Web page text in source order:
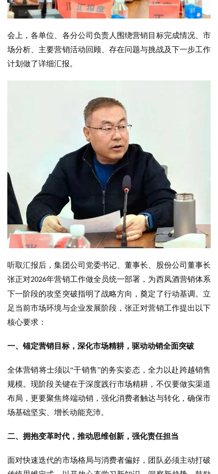
首
页
司
会上，各单位、各分公司负责人围绕营销目标完成情况、市
场分析、主要营销活动回顾、存在问题与挑战及下一步工作
计划做了详细汇报。
听取汇报后，集团公司党委书记、董事长、股份公司董事长
张正对2026年营销工作做全员统一部署 ， 为西凤酒营销体系
下一阶段的攻坚突破指明了战略方向，奠定了行动基调。立
足当前市场环境与企业发展阶段，张正对营销工作提出以下
核心要求：
一、 锚定营销 目标，深化市场精耕，驱动动销全面突破
全体营销将士须以“干销售”的务实姿态，全力 以赴 跨越销售
规模。现阶段关键在于深度践行市场精耕，不仅要做实渠道
布局，更要聚焦终端动销，强化消费者触达与转化，确保市
场基础坚实、增长动能充沛。
二、拥抱变革时代，推动思维创新，强化责任担当
面对快速迭代的市场格局与消费者偏好，团队必须主动打破